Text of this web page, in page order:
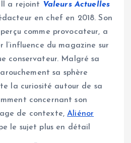
a rejoint Valeurs Actuelles
en chef en 2018. Son
comme provocateur, a
l’influence du magazine sur
conservateur. Malgré sa
sa sphère
la curiosité autour de sa
concernant son
de contexte,Aliénor
le sujet plus en détail